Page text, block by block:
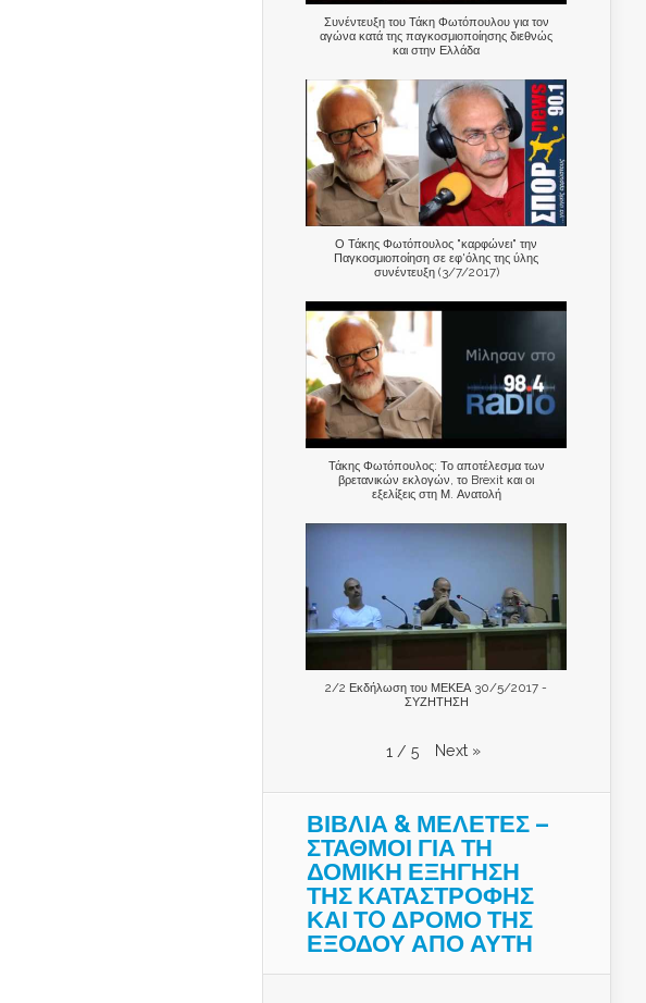
Συνέντευξη του Τάκη Φωτόπουλου για τον
αγώνα κατά της παγκοσμιοποίησης διεθνώς
και στην Ελλάδα
Ο Τάκης Φωτόπουλος "καρφώνει" την
Παγκοσμιοποίηση σε εφ'όλης της ύλης
συνέντευξη (3/7/2017)
Τάκης Φωτόπουλος: Το αποτέλεσμα των
βρετανικών εκλογών, το Brexit και οι
εξελίξεις στη Μ. Ανατολή
2/2 Εκδήλωση του ΜΕΚΕΑ 30/5/2017 -
ΣΥΖΗΤΗΣΗ
1 / 5 Next »
ΒΙΒΛΙΑ & ΜΕΛΕΤΕΣ –
ΣΤΑΘΜΟΙ ΓΙΑ ΤΗ
ΔΟΜΙΚΗ ΕΞΗΓΗΣΗ
ΤΗΣ ΚΑΤΑΣΤΡΟΦΗΣ
ΚΑΙ ΤO ΔΡΟΜΟ ΤΗΣ
ΕΞΟΔΟΥ ΑΠΟ ΑΥΤΗ